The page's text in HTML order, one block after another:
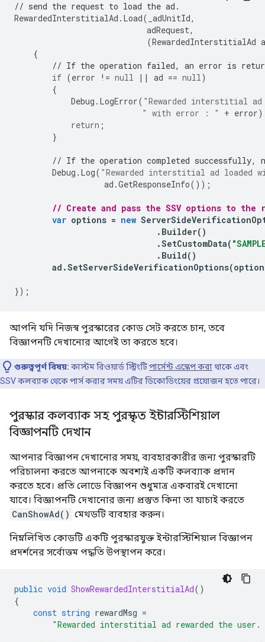
// send the request to load the ad.
RewardedInterstitialAd . Load( _adUnitId,
adRequest,
(RewardedInterstitialAd
{
// If the operation failed, an error is
if (error != null || ad == null)
{
Debug . LogError( "Rewarded interstitial
" with error : "
+ error
return ;
}
// If the operation completed successfully,
Debug . Log( "Rewarded interstitial ad loaded
ad .GetResponseInfo());
// Create and pass the SSV options to the
var options = new
. Builder()
.SetCustomData(
. Build()
ad .SetServerSideVerificationOptions(
});
আপনি যদি নিজস্ব পুরস্কারের কোড সেট করতে চান, তবে
বিজ্ঞাপনটি দেখানোর আগেই তা করতে হবে।
গুরুত্বপূর্ণ বিষয়: কাস্টম রিওয়ার্ড স্ট্রিংটিপার্সেন্ট এস্কেপ করা থাকে এবং
SSV কলব্যাক থেকে পার্স করার সময় এটির ডিকোডিংয়ের প্রয়োজন হতে পারে।
পুরস্কার কলব্যাক সহ পুরস্কৃত ইন্টারস্টিশিয়াল
বিজ্ঞাপনটি দেখান
আপনার বিজ্ঞাপন দেখানোর সময়, ব্যবহারকারীর জন্য পুরস্কারটি
পরিচালনা করতে আপনাকে অবশ্যই একটি কলব্যাক প্রদান
করতে হবে। প্রতি লোডে বিজ্ঞাপন শুধুমাত্র একবারই দেখানো
যাবে। বিজ্ঞাপনটি দেখানোর জন্য প্রস্তুত কিনা তা যাচাই করতে
CanShowAd() মেথডটি ব্যবহার করুন।
নিম্নলিখিত কোডটি একটি পুরস্কারযুক্ত ইন্টারস্টিশিয়াল বিজ্ঞাপন
প্রদর্শনের সর্বোত্তম পদ্ধতি উপস্থাপন করে।
public void ShowRewardedInterstitialAd()
{
const string rewardMsg =
"Rewarded interstitial ad rewarded the